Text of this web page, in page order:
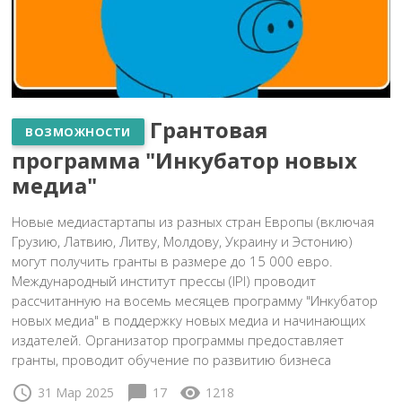
ВОЗМОЖНОСТИ
Грантовая
программа "Инкубатор новых
медиа"
Новые медиастартапы из разных стран Европы (включая
Грузию, Латвию, Литву, Молдову, Украину и Эстонию)
могут получить гранты в размере до 15 000 евро.
Международный институт прессы (IPI) проводит
рассчитанную на восемь месяцев программу "Инкубатор
новых медиа" в поддержку новых медиа и начинающих
издателей. Организатор программы предоставляет
гранты, проводит обучение по развитию бизнеса
schedule 31 Мар 2025 chat_bubble 17 visibility 1218